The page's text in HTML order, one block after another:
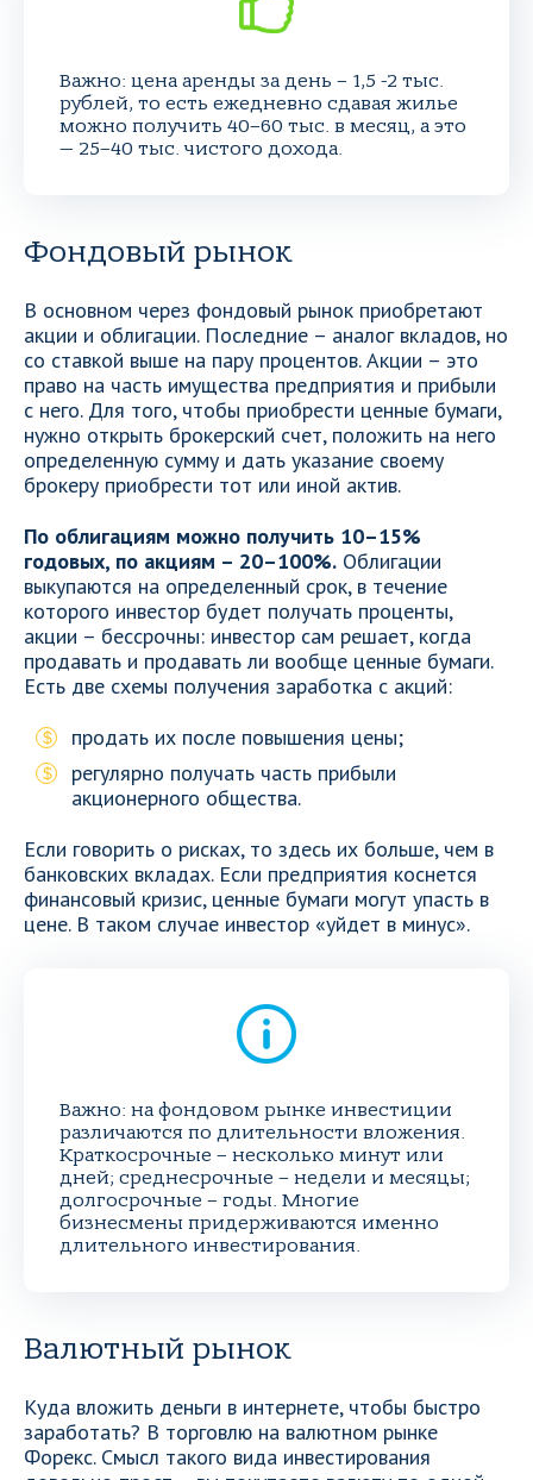
Важно: цена аренды за день – 1,5 -2 тыс.
рублей, то есть ежедневно сдавая жилье
можно получить 40–60 тыс. в месяц, а это
— 25–40 тыс. чистого дохода.
Фондовый рынок
В основном через фондовый рынок приобретают
акции и облигации. Последние – аналог вкладов, но
со ставкой выше на пару процентов. Акции – это
право на часть имущества предприятия и прибыли
с него. Для того, чтобы приобрести ценные бумаги,
нужно открыть брокерский счет, положить на него
определенную сумму и дать указание своему
брокеру приобрести тот или иной актив.
По облигациям можно получить 10–15%
годовых, по акциям – 20–100%. Облигации
выкупаются на определенный срок, в течение
которого инвестор будет получать проценты,
акции – бессрочны: инвестор сам решает, когда
продавать и продавать ли вообще ценные бумаги.
Есть две схемы получения заработка с акций:
продать их после повышения цены;
регулярно получать часть прибыли
акционерного общества.
Если говорить о рисках, то здесь их больше, чем в
банковских вкладах. Если предприятия коснется
финансовый кризис, ценные бумаги могут упасть в
цене. В таком случае инвестор «уйдет в минус».
Важно: на фондовом рынке инвестиции
различаются по длительности вложения.
Краткосрочные – несколько минут или
дней; среднесрочные – недели и месяцы;
долгосрочные – годы. Многие
бизнесмены придерживаются именно
длительного инвестирования.
Валютный рынок
Куда вложить деньги в интернете, чтобы быстро
заработать? В торговлю на валютном рынке
Форекс. Смысл такого вида инвестирования